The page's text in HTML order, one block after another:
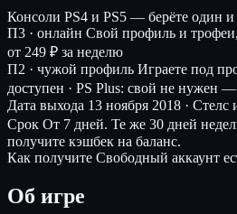
Консоли PS4 и PS5 — берёте один и
П3 · онлайн Свой профиль и
от 249 ₽ за неделю
П2 · чужой профиль Играете под
доступен · PS Plus: свой не нужен
Дата выхода 13 ноября 2018 ·
Срок От 7 дней. Те же 30 дней
получите кэшбек на баланс.
Как получите Свободный аккаунт
Об игре